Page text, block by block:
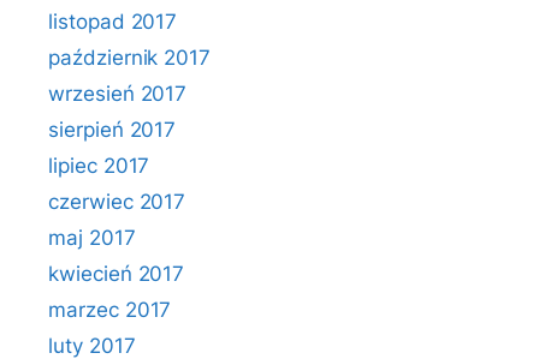
listopad 2017
październik 2017
wrzesień 2017
sierpień 2017
lipiec 2017
czerwiec 2017
maj 2017
kwiecień 2017
marzec 2017
luty 2017